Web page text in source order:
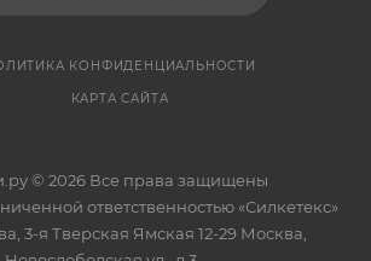
КОНФИДЕНЦИАЛЬНОСТИ
КАРТА САЙТА
© 2026 Все права защищены
ответственностью «Силкетекс»
3-я Тверская Ямская 12-29 Москва,